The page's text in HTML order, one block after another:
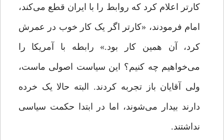
کارتر اعلام کرد که روابط را با ایران قطع می‌کند،
امام فرمودند، «کارتر اگر یک کار خوب در عمرش
کرد، آن همین کار بود.» رابطه با آمریکا را
می‌خواهیم چه کنیم؟ این سیاست اصولی ماست،
ولی آقایان باز تجربه‌ کردند. البته حالا یک خرده
دارند بیدار می‌شوند، اما در ابتدا حکمت سیاسی
نداشتند.